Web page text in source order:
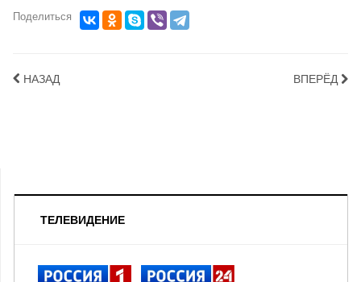
Поделиться
НАЗАД ВПЕРЁД
ТЕЛЕВИДЕНИЕ